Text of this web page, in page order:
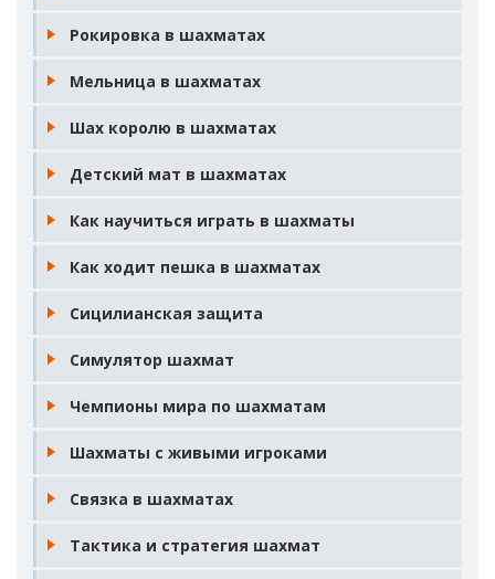
Рокировка в шахматах
Мельница в шахматах
Шах королю в шахматах
Детский мат в шахматах
Как научиться играть в шахматы
Как ходит пешка в шахматах
Сицилианская защита
Симулятор шахмат
Чемпионы мира по шахматам
Шахматы с живыми игроками
Связка в шахматах
Тактика и стратегия шахмат